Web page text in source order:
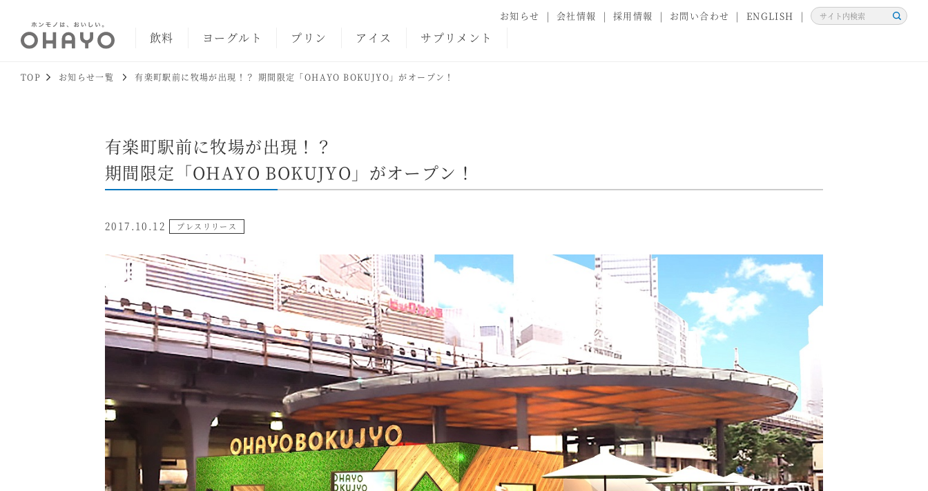
飲料 ヨーグルト プリン アイス サプリメント
お知らせ 会社情報 採用情報 お問い合わせ ENGLISH
検
TOP お知らせ一覧 有楽町駅前に牧場が出現！？ 期間限定「OHAYO BOKUJYO」がオープン！
有楽町駅前に牧場が出現！？
期間限定「OHAYO BOKUJYO」がオープン！
2017.10.12 プレスリリース